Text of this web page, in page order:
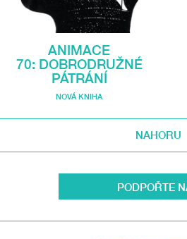
ANIMACE
70: DOBRODRUŽNÉ
PÁTRÁNÍ
NOVÁ KNIHA
NAHORU
PODPOŘTE